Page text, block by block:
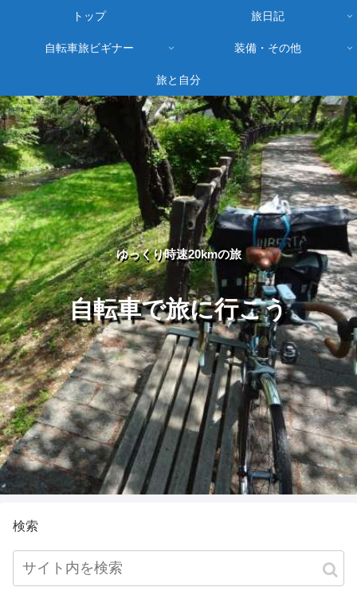
ゆっくり時速20kmの旅
自転車で旅に行こう
トップ 旅日記
自転車旅ビギナー 装備・その他
旅と自分
検索